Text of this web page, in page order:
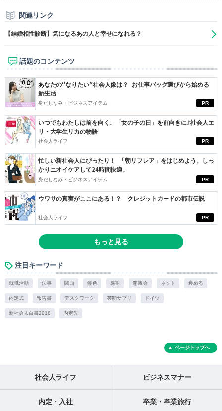
関連リンク
【結婚相性診断】気になるあの人と幸せになれる？
話題のコンテンツ
PR
あなたの“なりたい”社会人像は？ お仕事バッグ選びから始める
新生活
身だしなみ・ビジネスアイテム
PR
いつでもわたしは前を向く。「女の子の日」を前向きに♪社会人エ
リ・大学生リカの物語
社会人ライフ
PR
忙しい新社会人にぴったり！ 「朝リフレア」をはじめよう。しっ
かりニオイケアして24時間快適。
身だしなみ・ビジネスアイテム
PR
ウワサの真実がここにある！？ クレジットカードの都市伝説
社会人ライフ
もっと見る
注目キーワード
就職活動 法事 関西 髪色 感謝 懇親会 ネット 褒める
内定式 報告書 デスクワーク 芸能サプリ ドイツ
新社会人白書2018 内定先
ページトップへ
社会人ライフ ビジネスマナー
内定・入社 卒業・卒業旅行